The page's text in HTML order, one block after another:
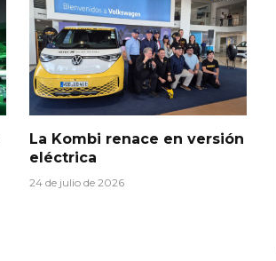
La Kombi renace en versión
eléctrica
24 de julio de 2026